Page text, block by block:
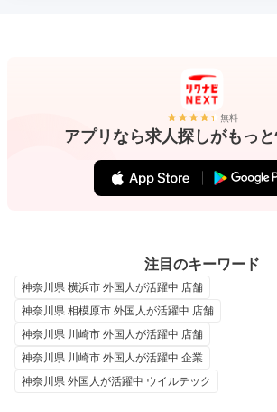
無料
アプリなら求人探しがもっと
注目のキーワード
神奈川県 横浜市 外国人が活躍中 店舗
神奈川県 相模原市 外国人が活躍中 店舗
神奈川県 川崎市 外国人が活躍中 店舗
神奈川県 川崎市 外国人が活躍中 企業
神奈川県 外国人が活躍中 ウイルテック